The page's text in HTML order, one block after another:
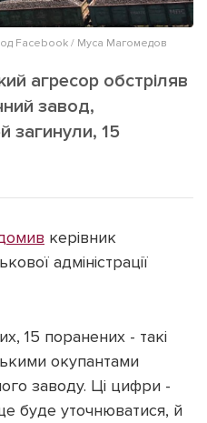
dyvys.info
Facebook / Муса Магомедов
агресор обстріляв
завод,
15
керівник
адміністрації
15 поранених - такі
окупантами
заводу. Ці цифри -
буде уточнюватися, й